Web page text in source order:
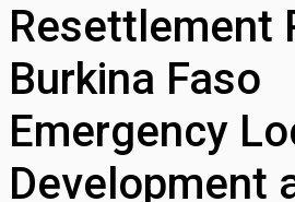
Resettlement
Burkina Faso
Emergency
Development